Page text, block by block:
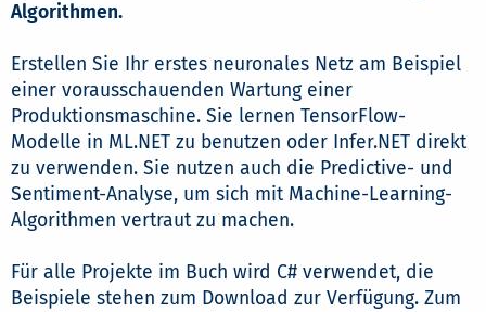
Algorithmen.
Erstellen Sie Ihr erstes neuronales Netz am Beispiel
einer vorausschauenden Wartung einer
Produktionsmaschine. Sie lernen TensorFlow-
Modelle in ML.NET zu benutzen oder Infer.NET direkt
zu verwenden. Sie nutzen auch die Predictive- und
Sentiment-Analyse, um sich mit Machine-Learning-
Algorithmen vertraut zu machen.
Für alle Projekte im Buch wird C# verwendet, die
Beispiele stehen zum Download zur Verfügung. Zum